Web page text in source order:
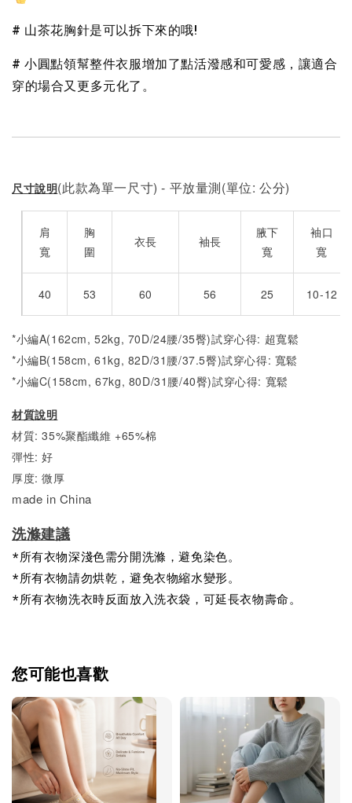
# 山茶花胸針是可以拆下來的哦!
# 小圓點領幫整件衣服增加了點活潑感和可愛感，讓適合
穿的場合又更多元化了。
尺寸說明(此款為單一尺寸) - 平放量測(單位: 公分)
肩
寬
胸
圍
衣長 袖長
腋下
寬
袖口
寬
40 53 60 56 25 10-12
*小編A(162cm, 52kg, 70D/24腰/35臀)試穿心得: 超寬鬆
*小編B(158cm, 61kg, 82D/31腰/37.5臀)試穿心得: 寬鬆
*小編C(158cm, 67kg, 80D/31腰/40臀)試穿心得: 寬鬆
材質說明
材質: 35%聚酯纖維 +65%棉
彈性: 好
厚度: 微厚
made in China
洗滌建議
*所有衣物深淺色需分開洗滌，避免染色。
*所有衣物請勿烘乾，避免衣物縮水變形。
*所有衣物洗衣時反面放入洗衣袋，可延長衣物壽命。
您可能也喜歡